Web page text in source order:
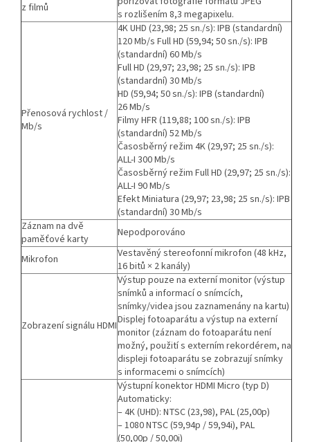
z filmů
s rozlišením 8,3 megapixelu.
Přenosová rychlost /
Mb/s
4K UHD (23,98; 25 sn./s): IPB (standardní)
120 Mb/s Full HD (59,94; 50 sn./s): IPB
(standardní) 60 Mb/s
Full HD (29,97; 23,98; 25 sn./s): IPB
(standardní) 30 Mb/s
HD (59,94; 50 sn./s): IPB (standardní)
26 Mb/s
Filmy HFR (119,88; 100 sn./s): IPB
(standardní) 52 Mb/s
Časosběrný režim 4K (29,97; 25 sn./s):
ALL-I 300 Mb/s
Časosběrný režim Full HD (29,97; 25 sn./s):
ALL-I 90 Mb/s
Efekt Miniatura (29,97; 23,98; 25 sn./s): IPB
(standardní) 30 Mb/s
Záznam na dvě
paměťové karty
Nepodporováno
Mikrofon
Vestavěný stereofonní mikrofon (48 kHz,
16 bitů × 2 kanály)
Zobrazení signálu HDMI
Výstup pouze na externí monitor (výstup
snímků a informací o snímcích,
snímky/videa jsou zaznamenány na kartu)
Displej fotoaparátu a výstup na externí
monitor (záznam do fotoaparátu není
možný, použití s externím rekordérem, na
displeji fotoaparátu se zobrazují snímky
s informacemi o snímcích)
Výstupní konektor HDMI Micro (typ D)
Automaticky:
– 4K (UHD): NTSC (23,98), PAL (25,00p)
– 1080 NTSC (59,94p / 59,94i), PAL
(50,00p / 50,00i)